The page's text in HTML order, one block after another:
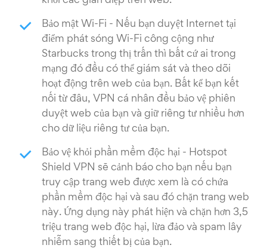
Bảo mật Wi-Fi - Nếu bạn duyệt Internet tại
điểm phát sóng Wi-Fi công cộng như
Starbucks trong thị trấn thì bất cứ ai trong
mạng đó đều có thể giám sát và theo dõi
hoạt động trên web của bạn. Bất kể bạn kết
nối từ đâu, VPN cá nhân đều bảo vệ phiên
duyệt web của bạn và giữ riêng tư nhiều hơn
cho dữ liệu riêng tư của bạn.
Bảo vệ khỏi phần mềm độc hại - Hotspot
Shield VPN sẽ cảnh báo cho bạn nếu bạn
truy cập trang web được xem là có chứa
phần mềm độc hại và sau đó chặn trang web
này. Ứng dụng này phát hiện và chặn hơn 3,5
triệu trang web độc hại, lừa đảo và spam lây
nhiễm sang thiết bị của bạn.